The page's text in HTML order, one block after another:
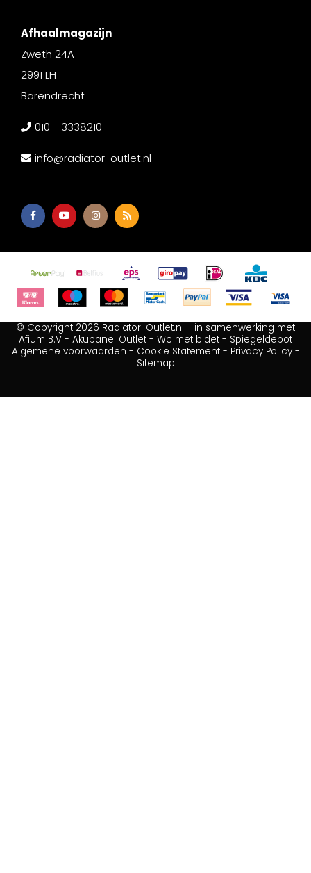
Afhaalmagazijn
Zweth 24A
2991 LH
Barendrecht
010 - 3338210
info@radiator-outlet.nl
© Copyright 2026 Radiator-Outlet.nl - in samenwerking met
Afium B.V - Akupanel Outlet - Wc met bidet - Spiegeldepot
Algemene voorwaarden - Cookie Statement- Privacy Policy-
Sitemap